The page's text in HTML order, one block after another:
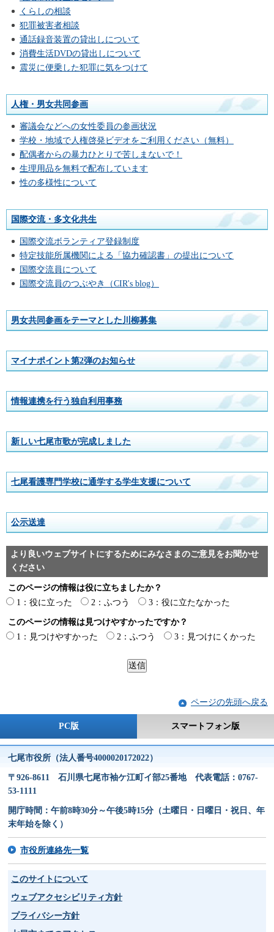
くらしの相談
犯罪被害者相談
通話録音装置の貸出しについて
消費生活DVDの貸出しについて
震災に便乗した犯罪に気をつけて
人権・男女共同参画
審議会などへの女性委員の参画状況
学校・地域で人権啓発ビデオをご利用ください（無料）
配偶者からの暴力ひとりで苦しまないで！
生理用品を無料で配布しています
性の多様性について
国際交流・多文化共生
国際交流ボランティア登録制度
特定技能所属機関による「協力確認書」の提出について
国際交流員について
国際交流員のつぶやき（CIR's blog）
男女共同参画をテーマとした川柳募集
マイナポイント第2弾のお知らせ
情報連携を行う独自利用事務
新しい七尾市歌が完成しました
七尾看護専門学校に通学する学生支援について
公示送達
より良いウェブサイトにするためにみなさまのご意見をお聞かせ
ください
このページの情報は役に立ちましたか？
1：役に立った
2：ふつう 3：役に立たなかった
このページの情報は見つけやすかったですか？
1：見つけやすかった
2：ふつう 3：見つけにくかった
ページの先頭へ戻る
PC版 スマートフォン版
七尾市役所（法人番号4000020172022）
〒926-8611 石川県七尾市袖ケ江町イ部25番地 代表電話：0767-
53-1111
開庁時間：午前8時30分～午後5時15分（土曜日・日曜日・祝日、年
末年始を除く）
市役所連絡先一覧
このサイトについて
ウェブアクセシビリティ方針
プライバシー方針